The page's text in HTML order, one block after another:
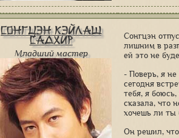
Сонгцэн Кэйлаш
Садхир
Младший мастер
Сонгцэн
лишним в
ей это не
- Поверь, я
сегодня
тебя, я
сказала, что
хочешь ли ты
Он решил, что